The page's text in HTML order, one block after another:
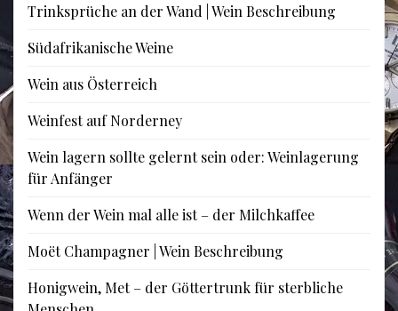
Trinksprüche an der Wand | Wein Beschreibung
Südafrikanische Weine
Wein aus Österreich
Weinfest auf Norderney
Wein lagern sollte gelernt sein oder: Weinlagerung
für Anfänger
Wenn der Wein mal alle ist – der Milchkaffee
Moët Champagner | Wein Beschreibung
Honigwein, Met – der Göttertrunk für sterbliche